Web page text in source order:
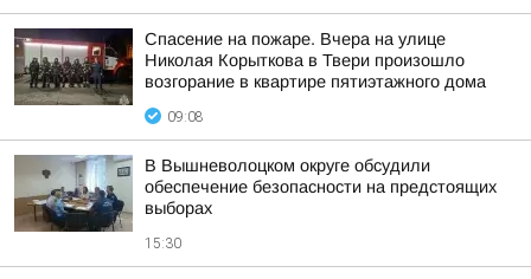
Спасение на пожаре. Вчера на улице
Николая Корыткова в Твери произошло
возгорание в квартире пятиэтажного дома
09:08
В Вышневолоцком округе обсудили
обеспечение безопасности на предстоящих
выборах
15:30